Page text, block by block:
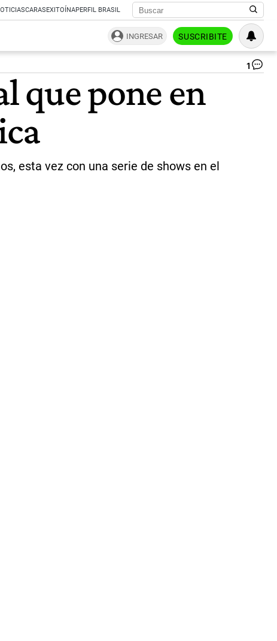
CARASEXITOÍNAPERFIL BRASIL
INGRESAR SUSCRIBITE
1
que pone en
esta vez con una serie de shows en el